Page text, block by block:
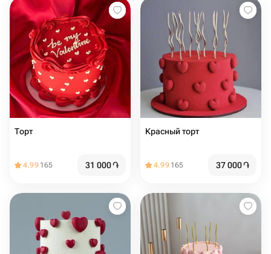
Торт ️️️️️️
4.99 165 31 000֏
Красный торт
4.99 165 37 000֏